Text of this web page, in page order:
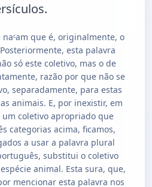
naᶜam que é, originalmente, o
esta palavra
só este coletivo, mas o de
razão por que não se
separadamente, para estas
animais. E, por inexistir, em
coletivo apropriado que
categorias acima, ficamos,
a usar a palavra plural
substitui o coletivo
animal. Esta sura, que,
mencionar esta palavra nos